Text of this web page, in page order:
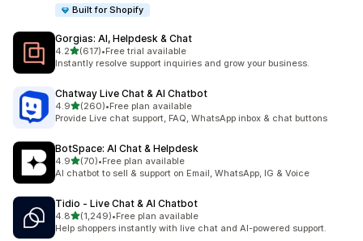
Built for Shopify
Gorgias: AI, Helpdesk & Chat
4.2滿分 5 顆星
(617)
共有 617 則評價
•Free trial available
Instantly resolve support inquiries and grow your business.
Chatway Live Chat & AI Chatbot
4.9滿分 5 顆星
(260)
共有 260 則評價
•Free plan available
Provide Live chat support, FAQ, WhatsApp inbox & chat buttons
BotSpace: AI Chat & Helpdesk
4.9滿分 5 顆星
(70)
共有 70 則評價
•Free plan available
AI chatbot to sell & support on Email, WhatsApp, IG & Voice
Tidio ‑ Live Chat & AI Chatbot
4.8滿分 5 顆星
(1,249)
共有 1249 則評價
•Free plan available
Help shoppers instantly with live chat and AI-powered support.